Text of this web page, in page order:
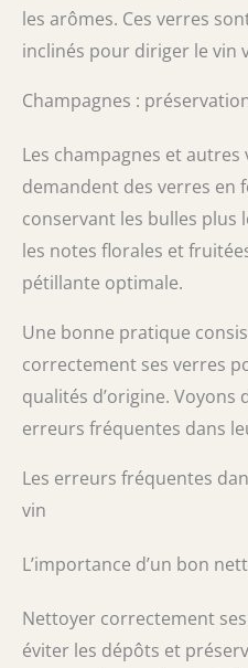
les arômes. Ces verres
inclinés pour diriger le vin
Champagnes :
Les champagnes et
demandent des verres en
conservant les bulles
les notes florales et
pétillante optimale.
Une bonne pratique
correctement ses verres
qualités d’origine.
erreurs fréquentes dans
Les erreurs fréquentes
vin
L’importance d’un bon
Nettoyer correctement
éviter les dépôts et